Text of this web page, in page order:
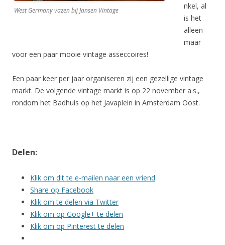
West Germany vazen bij Jansen Vintage
nkel, al
is het
alleen
maar
voor een paar mooie vintage asseccoires!
Een paar keer per jaar organiseren zij een gezellige vintage
markt. De volgende vintage markt is op 22 november a.s.,
rondom het Badhuis op het Javaplein in Amsterdam Oost.
Delen:
Klik om dit te e-mailen naar een vriend
Share op Facebook
Klik om te delen via Twitter
Klik om op Google+ te delen
Klik om op Pinterest te delen